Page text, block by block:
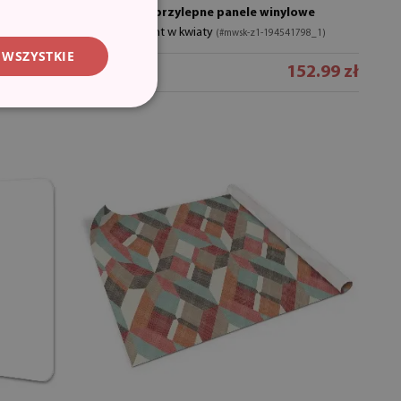
zł
Samoprzylepne panele winylowe
Ornament w kwiaty (#mwsk-z1-194541798_1)
152.99 zł